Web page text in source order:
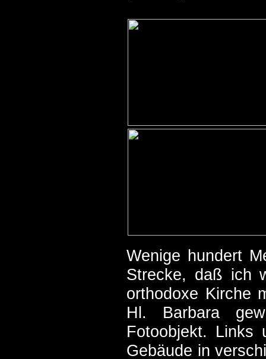
Wenige hundert
Strecke, daß ich
orthodoxe Kirche
Hl. Barbara
Fotoobjekt. Links
Gebäude in